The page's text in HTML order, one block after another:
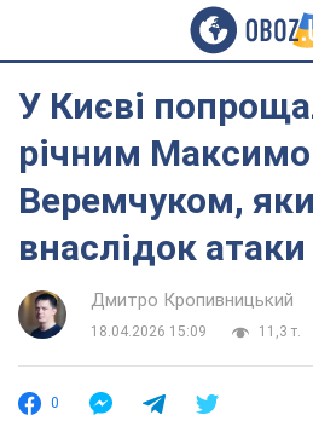
У Києві
річним
Веремчуком,
внаслідок
Дмитро Кропивницький
18.04.2026 15:09
11,3 т.
0